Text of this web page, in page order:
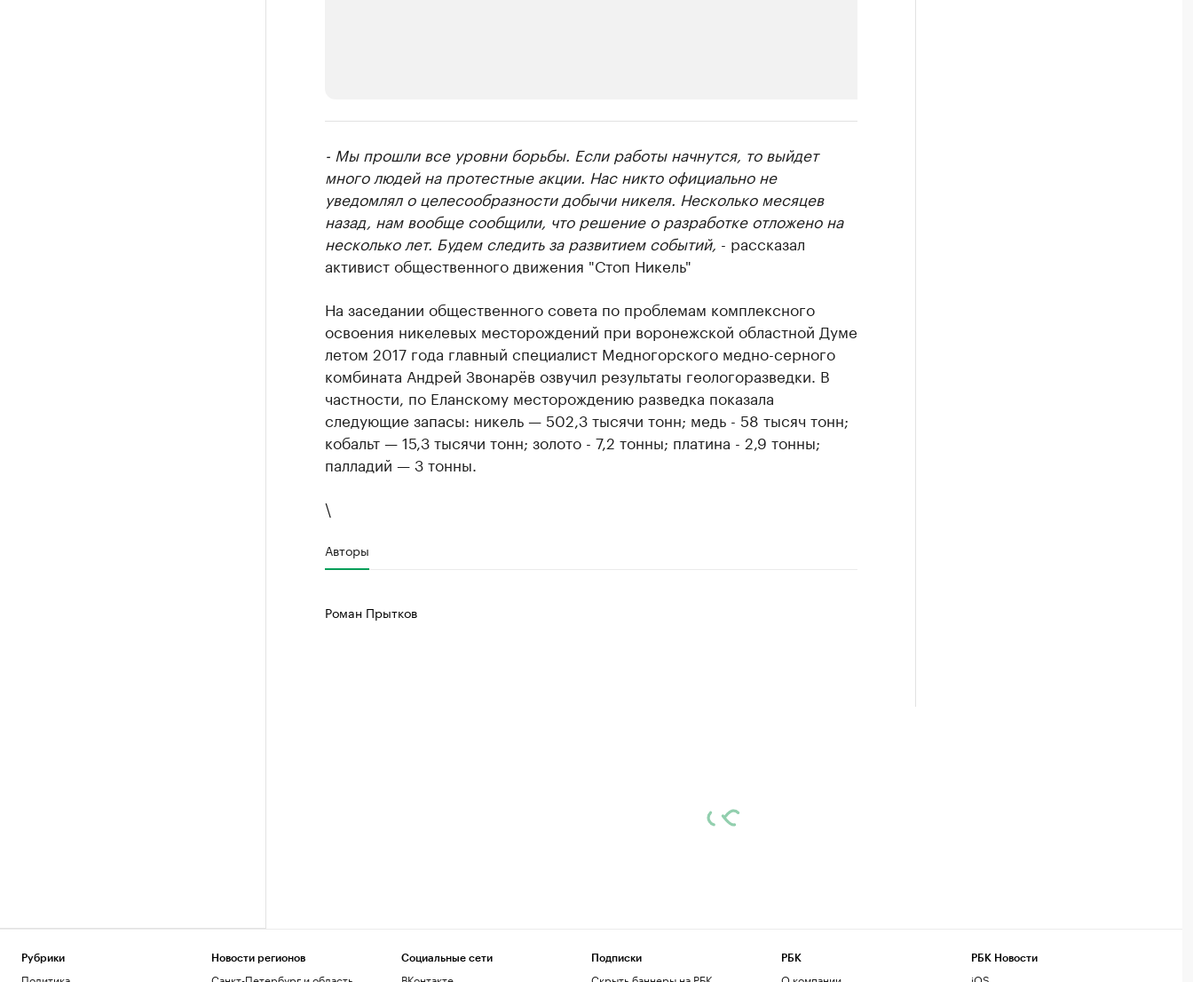
Делитесь новостями бизнеса на РБК
Управляйте страницей компании и развивайте личные бренды спикеров бизнеса
- Мы прошли все уровни борьбы. Если работы начнутся, то выйдет
много людей на протестные акции. Нас никто официально не
уведомлял о целесообразности добычи никеля. Несколько месяцев
назад, нам вообще сообщили, что решение о разработке отложено на
несколько лет. Будем следить за развитием событий, - рассказал
активист общественного движения "Стоп Никель"
На заседании общественного совета по проблемам комплексного
освоения никелевых месторождений при воронежской областной Думе
летом 2017 года главный специалист Медногорского медно-серного
комбината Андрей Звонарёв озвучил результаты геологоразведки. В
частности, по Еланскому месторождению разведка показала
следующие запасы: никель — 502,3 тысячи тонн; медь - 58 тысяч тонн;
кобальт — 15,3 тысячи тонн; золото - 7,2 тонны; платина - 2,9 тонны;
палладий — 3 тонны.
\
Авторы
Роман Прытков
Рубрики Новости регионов Социальные сети Подписки РБК РБК Новости